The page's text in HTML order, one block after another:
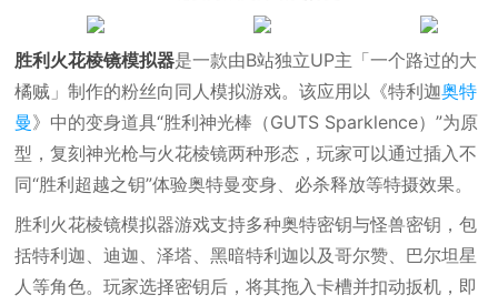
胜利火花棱镜模拟器是一款由B站独立UP主「一个路过的大
橘贼」制作的粉丝向同人模拟游戏。该应用以《特利迦奥特
曼》中的变身道具“胜利神光棒（GUTS Sparklence）”为原
型，复刻神光枪与火花棱镜两种形态，玩家可以通过插入不
同“胜利超越之钥”体验奥特曼变身、必杀释放等特摄效果。
胜利火花棱镜模拟器游戏支持多种奥特密钥与怪兽密钥，包
括特利迦、迪迦、泽塔、黑暗特利迦以及哥尔赞、巴尔坦星
人等角色。玩家选择密钥后，将其拖入卡槽并扣动扳机，即